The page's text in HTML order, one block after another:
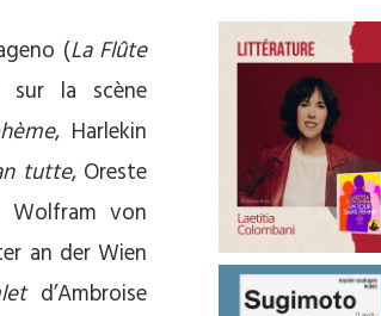
(La Flûte
sur la scène
, Harlekin
tutte, Oreste
Wolfram von
an der Wien
d’Ambroise